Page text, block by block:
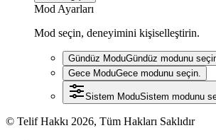
Mod Ayarları
Mod seçin, deneyimini kişiselleştirin.
Gündüz ModuGündüz modunu
Gece ModuGece modunu seçin.
Sistem ModuSistem modunu
© Telif Hakkı 2026, Tüm Hakları Saklıdır